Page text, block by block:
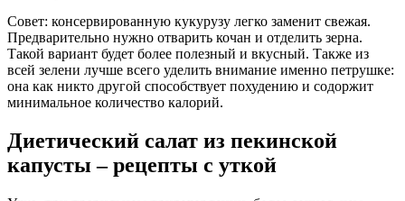
Совет: консервированную кукурузу легко заменит свежая.
Предварительно нужно отварить кочан и отделить зерна.
Такой вариант будет более полезный и вкусный. Также из
всей зелени лучше всего уделить внимание именно петрушке:
она как никто другой способствует похудению и содоржит
минимальное количество калорий.
Диетический салат из пекинской
капусты – рецепты с уткой